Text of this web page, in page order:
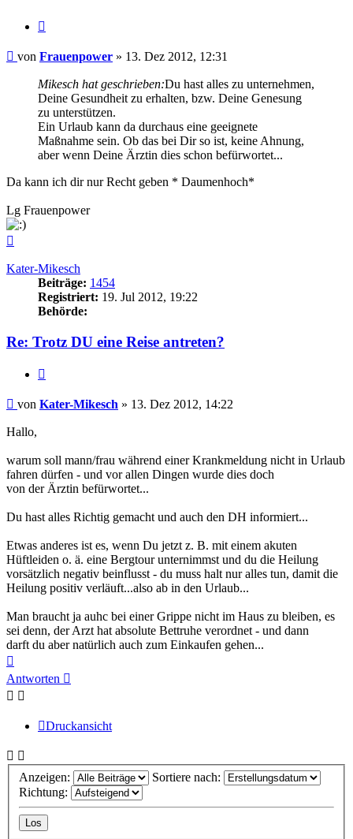
Beitrag
von Frauenpower » 13. Dez 2012, 12:31
Mikesch hat geschrieben:Du hast alles zu unternehmen,
Deine Gesundheit zu erhalten, bzw. Deine Genesung
zu unterstützen.
Ein Urlaub kann da durchaus eine geeignete
Maßnahme sein. Ob das bei Dir so ist, keine Ahnung,
aber wenn Deine Ärztin dies schon befürwortet...
Da kann ich dir nur Recht geben * Daumenhoch*
Lg Frauenpower
Kater-Mikesch
Beiträge: 1454
Registriert: 19. Jul 2012, 19:22
Behörde:
Re: Trotz DU eine Reise antreten?
Beitrag
von Kater-Mikesch » 13. Dez 2012, 14:22
Hallo,
warum soll mann/frau während einer Krankmeldung nicht in Urlaub
fahren dürfen - und vor allen Dingen wurde dies doch
von der Ärztin befürwortet...
Du hast alles Richtig gemacht und auch den DH informiert...
Etwas anderes ist es, wenn Du jetzt z. B. mit einem akuten
Hüftleiden o. ä. eine Bergtour unternimmst und du die Heilung
vorsätzlich negativ beinflusst - du muss halt nur alles tun, damit die
Heilung positiv verläuft...also ab in den Urlaub...
Man braucht ja auhc bei einer Grippe nicht im Haus zu bleiben, es
sei denn, der Arzt hat absolute Bettruhe verordnet - und dann
darft du aber natürlich auch zum Einkaufen gehen...
oben
Antworten
Druckansicht
Anzeigen:
Sortiere nach:
Richtung: